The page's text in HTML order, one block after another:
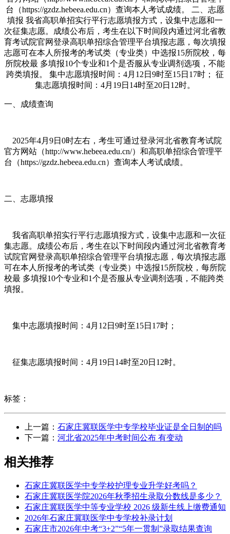
一、成绩查询
2025年4月9日0时左右，考生可通过登录河北省教育考试院
官方网站（http://www.hebeea.edu.cn/）和高职单招综合管理平
台（https://gzdz.hebeea.edu.cn）查询本人考试成绩。
二、志愿填报
我省高职单招实行平行志愿填报方式，设集中志愿和一次征
集志愿。成绩公布后，考生在以下时间段内通过河北省教育考
试院官网登录高职单招综合管理平台填报志愿，每次填报志愿
可在本人所报考的考试类（专业类）中选报15所院校，每所院
校最 多填报10个专业和1个是否服从专业调剂选项，不能跨类
填报。
集中志愿填报时间：4月12日9时至15日17时；
征集志愿填报时间：4月19日14时至20日12时。
标签：
上一篇： 石家庄冀联医学中专学校毕业证是全日制的吗
下一篇： 河北省2025年中考时间公布 有变动
相关推荐
石家庄冀联医学中专学校护理专业升学好考吗？
石家庄冀联医学院2026年秋季招生录取分数线是多少？
石家庄冀联医学中等专业学校 2026 级新生线上缴费通知
2026年石家庄冀联医学中专学校补录计划
石家庄市2026年中考“3+2”“5年一贯制”录取结果查询